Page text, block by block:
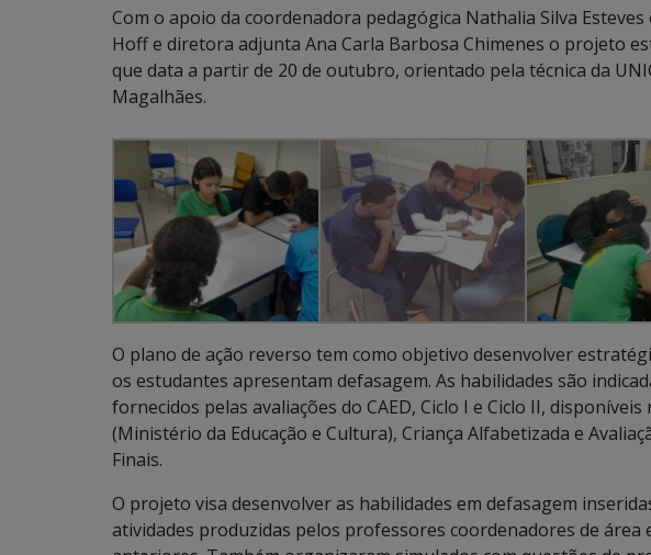
Com o apoio da coordenadora pedagógica Nathalia Silva
Hoff e diretora adjunta Ana Carla Barbosa Chimenes o projeto
que data a partir de 20 de outubro, orientado pela técnica da
Magalhães.
O plano de ação reverso tem como objetivo desenvolver
os estudantes apresentam defasagem. As habilidades são
fornecidos pelas avaliações do CAED, Ciclo I e Ciclo II,
(Ministério da Educação e Cultura), Criança Alfabetizada e
Finais.
O projeto visa desenvolver as habilidades em defasagem
atividades produzidas pelos professores coordenadores de área